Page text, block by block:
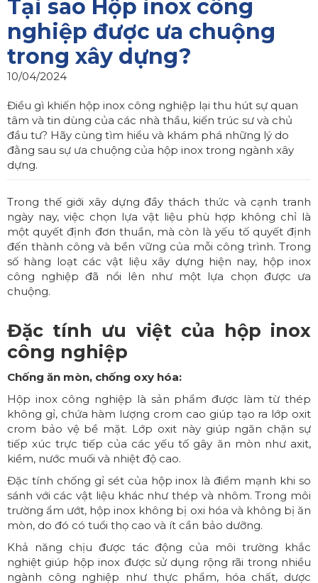
Tại sao Hộp inox công
nghiệp được ưa chuộng
trong xây dựng?
10/04/2024
Điều gì khiến hộp inox công nghiệp lại thu hút sự quan
tâm và tin dùng của các nhà thầu, kiến trúc sư và chủ
đầu tư? Hãy cùng tìm hiểu và khám phá những lý do
đằng sau sự ưa chuộng của hộp inox trong ngành xây
dựng.
Trong thế giới xây dựng đầy thách thức và cạnh tranh
ngày nay, việc chọn lựa vật liệu phù hợp không chỉ là
một quyết định đơn thuần, mà còn là yếu tố quyết định
đến thành công và bền vững của mỗi công trình. Trong
số hàng loạt các vật liệu xây dựng hiện nay, hộp inox
công nghiệp đã nổi lên như một lựa chọn được ưa
chuộng.
Đặc tính ưu việt của hộp inox
công nghiệp
Chống ăn mòn, chống oxy hóa:
Hộp inox công nghiệp là sản phẩm được làm từ thép
không gỉ, chứa hàm lượng crom cao giúp tạo ra lớp oxit
crom bảo vệ bề mặt. Lớp oxit này giúp ngăn chặn sự
tiếp xúc trực tiếp của các yếu tố gây ăn mòn như axit,
kiềm, nước muối và nhiệt độ cao.
Đặc tính chống gỉ sét của hộp inox là điểm mạnh khi so
sánh với các vật liệu khác như thép và nhôm. Trong môi
trường ẩm ướt, hộp inox không bị oxi hóa và không bị ăn
mòn, do đó có tuổi thọ cao và ít cần bảo dưỡng.
Khả năng chịu được tác động của môi trường khắc
nghiệt giúp hộp inox được sử dụng rộng rãi trong nhiều
ngành công nghiệp như thực phẩm, hóa chất, dược